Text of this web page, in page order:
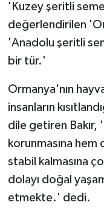
'Kuzey şeritli
değerlendirilen
'Anadolu şeritli
bir tür.'
Ormanya'nın
insanların
dile getiren Bakır,
korunmasına hem
stabil kalmasına
dolayı doğal
etmekte.' dedi.